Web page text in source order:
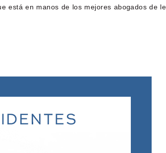
está en manos de los mejores abogados de